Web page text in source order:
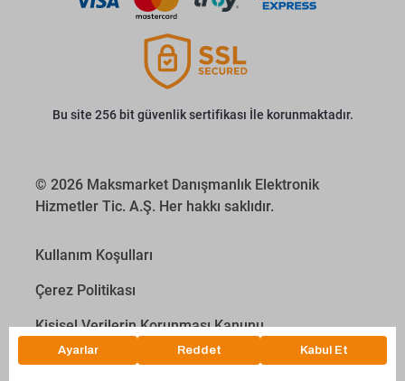
Bu site 256 bit güvenlik sertifikası İle korunmaktadır.
© 2026 Maksmarket Danışmanlık Elektronik
Hizmetler Tic. A.Ş. Her hakkı saklıdır.
Kullanım Koşulları
Çerez Politikası
Kişisel Verilerin Korunması Kanunu
İletişim Aydınlatma Metni